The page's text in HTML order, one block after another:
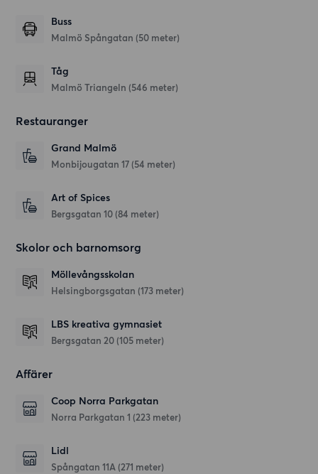
Buss
Malmö Spångatan (50 meter)
Tåg
Malmö Triangeln (546 meter)
Restauranger
Grand Malmö
Monbijougatan 17 (54 meter)
Art of Spices
Bergsgatan 10 (84 meter)
Skolor och barnomsorg
Möllevångsskolan
Helsingborgsgatan (173 meter)
LBS kreativa gymnasiet
Bergsgatan 20 (105 meter)
Affärer
Coop Norra Parkgatan
Norra Parkgatan 1 (223 meter)
Lidl
Spångatan 11A (271 meter)